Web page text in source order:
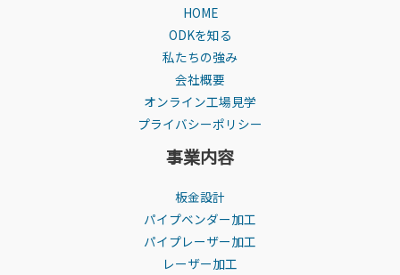
HOME
ODKを知る
私たちの強み
会社概要
オンライン工場見学
プライバシーポリシー
事業内容
板金設計
パイプベンダー加工
パイプレーザー加工
レーザー加工